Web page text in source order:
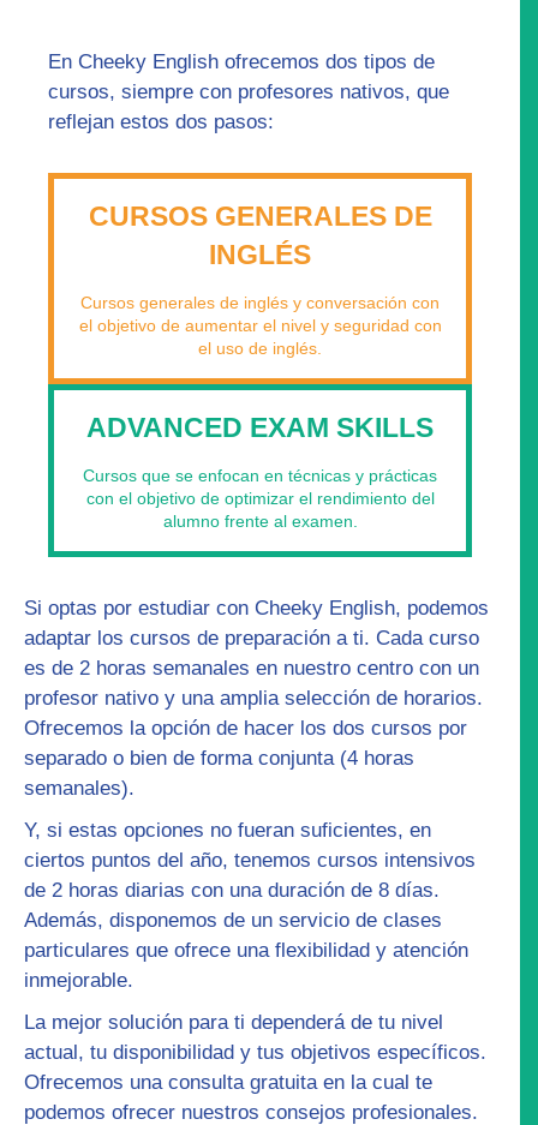
En Cheeky English ofrecemos dos tipos de
cursos, siempre con profesores nativos, que
reflejan estos dos pasos:
CURSOS GENERALES DE
INGLÉS
Cursos generales de inglés y conversación con
el objetivo de aumentar el nivel y seguridad con
el uso de inglés.
ADVANCED EXAM SKILLS
Cursos que se enfocan en técnicas y prácticas
con el objetivo de optimizar el rendimiento del
alumno frente al examen.
Si optas por estudiar con Cheeky English, podemos
adaptar los cursos de preparación a ti. Cada curso
es de 2 horas semanales en nuestro centro con un
profesor nativo y una amplia selección de horarios.
Ofrecemos la opción de hacer los dos cursos por
separado o bien de forma conjunta (4 horas
semanales).
Y, si estas opciones no fueran suficientes, en
ciertos puntos del año, tenemos cursos intensivos
de 2 horas diarias con una duración de 8 días.
Además, disponemos de un servicio de clases
particulares que ofrece una flexibilidad y atención
inmejorable.
La mejor solución para ti dependerá de tu nivel
actual, tu disponibilidad y tus objetivos específicos.
Ofrecemos una consulta gratuita en la cual te
podemos ofrecer nuestros consejos profesionales.